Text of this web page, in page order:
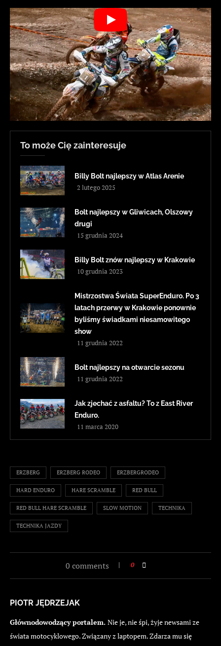
To może Cię zainteresuje
Billy Bolt najlepszy w Atlas Arenie
2 lutego 2025
Bolt najlepszy w Gliwicach, Olszowy
drugi
15 grudnia 2024
Billy Bolt znów najlepszy w Krakowie
10 grudnia 2023
Mistrzostwa Świata SuperEnduro. Po 3
latach przerwy w Krakowie ponownie
byliśmy świadkami niesamowitego
show
11 grudnia 2022
Bolt najlepszy na otwarcie sezonu
11 grudnia 2022
Jak zjechać z asfaltu? To z East River
Enduro.
11 marca 2020
ERZBERG ERZBERG RODEO ERZBERGRODEO
HARD ENDURO HARE SCRAMBLE RED BULL
RED BULL HARE SCRAMBLE SLOW MOTION TECHNIKA
TECHNIKA JAZDY
0 comments 0
PIOTR JĘDRZEJAK
Głównodowodzący portalem. Nie je, nie śpi, żyje newsami ze
świata motocyklowego. Związany z laptopem. Zdarza mu się